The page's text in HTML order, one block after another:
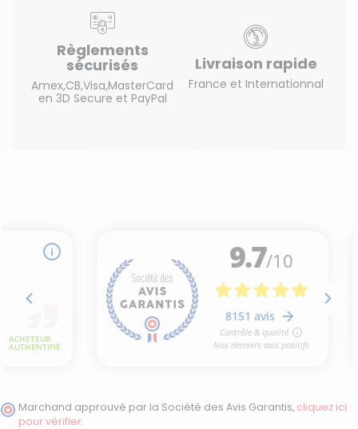
Règlements
sécurisés
Amex,CB,Visa,MasterCard
en 3D Secure et PayPal
Livraison rapide
France et Internationnal
Marchand approuvé par la Société des Avis Garantis, cliquez ici
pour vérifier.